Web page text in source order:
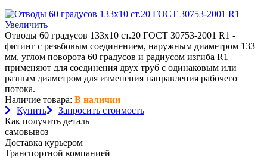
Увеличить
Отводы 60 градусов 133х10 ст.20 ГОСТ 30753-2001 R1 -
фитинг с резьбовым соединением, наружным диаметром 133
мм, углом поворота 60 градусов и радиусом изгиба R1
применяют для соединения двух труб с одинаковым или
разным диаметром для изменения направления рабочего
потока.
Наличие товара: В наличии
Купить
Запросить стоимость
Как получить деталь
самовывоз
Доставка курьером
Транспортной компанией